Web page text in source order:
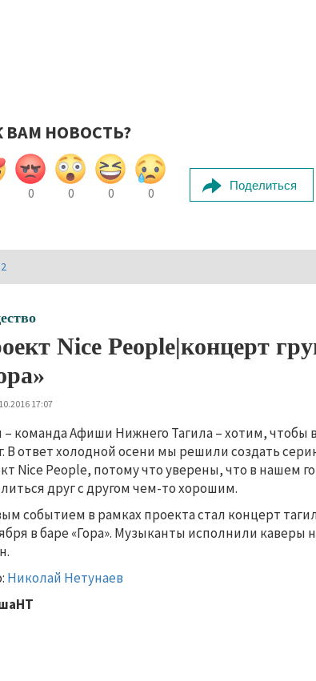
ВАМ НОВОСТЬ?
0 0 0 0
Поделиться
Nice People|концерт
17:07
команда Афиши Нижнего Тагила – хотим,
В ответ холодной осени мы решили создать
Nice People, потому что уверены, что в нашем
друг с другом чем-то хорошим.
событием в рамках проекта стал концерт
в баре «Гора». Музыканты исполнили
Николай Нетунаев